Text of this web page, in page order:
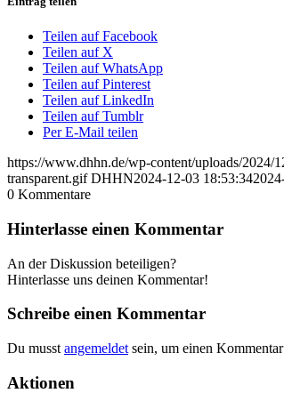
Teilen auf Facebook
Teilen auf X
Teilen auf WhatsApp
Teilen auf Pinterest
Teilen auf LinkedIn
Teilen auf Tumblr
Per E-Mail teilen
https://www.dhhn.de/wp-content/uploads/2024/
transparent.gif DHHN2024-12-03 18:53:34
0 Kommentare
Hinterlasse einen Kommentar
An der Diskussion beteiligen?
Hinterlasse uns deinen Kommentar!
Schreibe einen Kommentar
Du musst angemeldet sein, um einen
Aktionen